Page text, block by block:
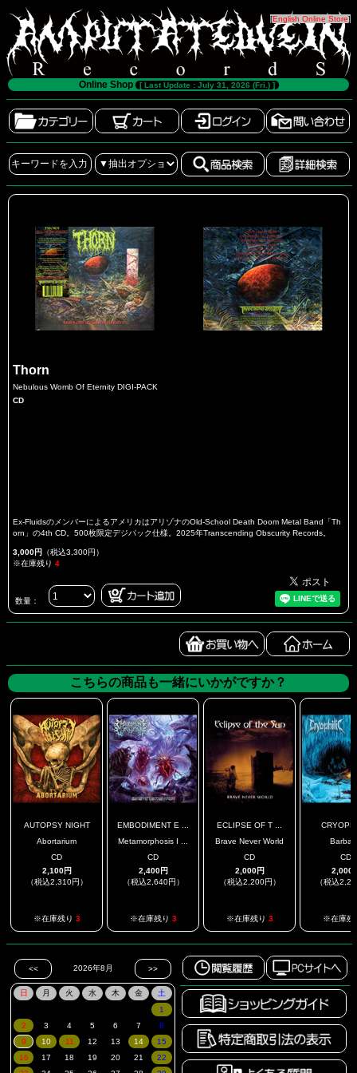
[English Online Store]
Online Shop [ Last Update : July 31, 2026 (Fri.) ]
Thorn
Nebulous Womb Of Eternity DIGI-PACK
CD
Ex-FluidsのメンバーによるアメリカはアリゾナのOld-School Death Doom Metal Band「Th
orn」の4th CD。500枚限定デジパック仕様。2025年Transcending Obscurity Records。
3,000円 （税込3,300円）
※在庫残り 4
数量：
こちらの商品も一緒にいかがですか？
AUTOPSY NIGHT
Abortarium
CD
2,100円
（税込2,310円）
※在庫残り 3
EMBODIMENT E ...
Metamorphosis I ...
CD
2,400円
（税込2,640円）
※在庫残り 3
ECLIPSE OF T ...
Brave Never World
CD
2,000円
（税込2,200円）
※在庫残り 3
CD
2,000
（税込
※在庫残